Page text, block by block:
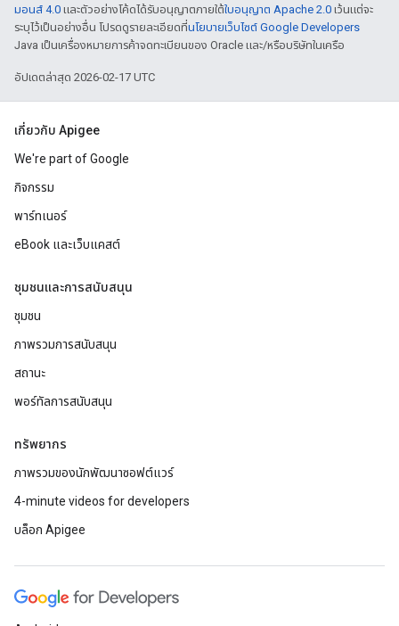
มอนส์ 4.0 และตัวอย่างโค้ดได้รับอนุญาตภายใต้ใบอนุญาต Apache 2.0 เว้นแต่จะ
ระบุไว้เป็นอย่างอื่น โปรดดูรายละเอียดที่นโยบายเว็บไซต์ Google Developers
Java เป็นเครื่องหมายการค้าจดทะเบียนของ Oracle และ/หรือบริษัทในเครือ
อัปเดตล่าสุด 2026-02-17 UTC
เกี่ยวกับ Apigee
We're part of Google
กิจกรรม
พาร์ทเนอร์
eBook และเว็บแคสต์
ชุมชนและการสนับสนุน
ชุมชน
ภาพรวมการสนับสนุน
สถานะ
พอร์ทัลการสนับสนุน
ทรัพยากร
ภาพรวมของนักพัฒนาซอฟต์แวร์
4-minute videos for developers
บล็อก Apigee